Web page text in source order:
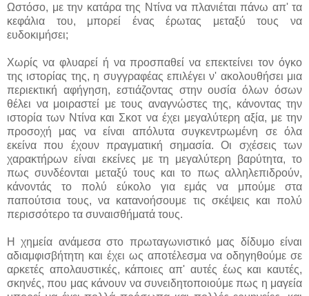
Ωστόσο, με την κατάρα της Ντίνα να πλανιέται πάνω απ' τα
κεφάλια του, μπορεί ένας έρωτας μεταξύ τους να
ευδοκιμήσει;
Χωρίς να φλυαρεί ή να προσπαθεί να επεκτείνει τον όγκο
της ιστορίας της, η συγγραφέας επιλέγει ν' ακολουθήσει μια
περιεκτική αφήγηση, εστιάζοντας στην ουσία όλων όσων
θέλει να μοιραστεί με τους αναγνώστες της, κάνοντας την
ιστορία των Ντίνα και Σκοτ να έχει μεγαλύτερη αξία, με την
προσοχή μας να είναι απόλυτα συγκεντρωμένη σε όλα
εκείνα που έχουν πραγματική σημασία. Οι σχέσεις των
χαρακτήρων είναι εκείνες με τη μεγαλύτερη βαρύτητα, το
πως συνδέονται μεταξύ τους και το πως αλληλεπιδρούν,
κάνοντάς το πολύ εύκολο για εμάς να μπούμε στα
παπούτσια τους, να κατανοήσουμε τις σκέψεις και πολύ
περισσότερο τα συναισθήματά τους.
Η χημεία ανάμεσα στο πρωταγωνιστικό μας δίδυμο είναι
αδιαμφισβήτητη και έχει ως αποτέλεσμα να οδηγηθούμε σε
αρκετές απολαυστικές, κάποιες απ' αυτές έως και καυτές,
σκηνές, που μας κάνουν να συνειδητοποιούμε πως η μαγεία